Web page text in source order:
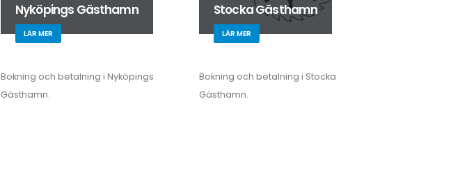
Nyköpings Gästhamn
LÄR MER
Bokning och betalning i Nyköpings
Gästhamn.
Stocka Gästhamn
LÄR MER
Bokning och betalning i Stocka
Gästhamn.